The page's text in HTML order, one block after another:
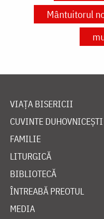
Mântuitorul
VIAȚA BISERICII
CUVINTE DUHOVNICEȘTI
FAMILIE
LITURGICĂ
BIBLIOTECĂ
ÎNTREABĂ PREOTUL
MEDIA